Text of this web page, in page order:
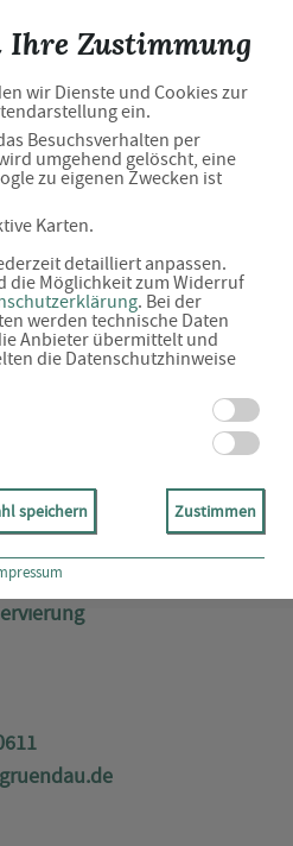
Zustimmung
wir Dienste und Cookies zur
ein.
Besuchsverhalten per
umgehend gelöscht, eine
zu eigenen Zwecken ist
Karten.
detailliert anpassen.
die Möglichkeit zum Widerruf
. Bei der
werden technische Daten
Anbieter übermittelt und
die Datenschutzhinweise
speichern Zustimmen
OHG
Ihrer Apotheke